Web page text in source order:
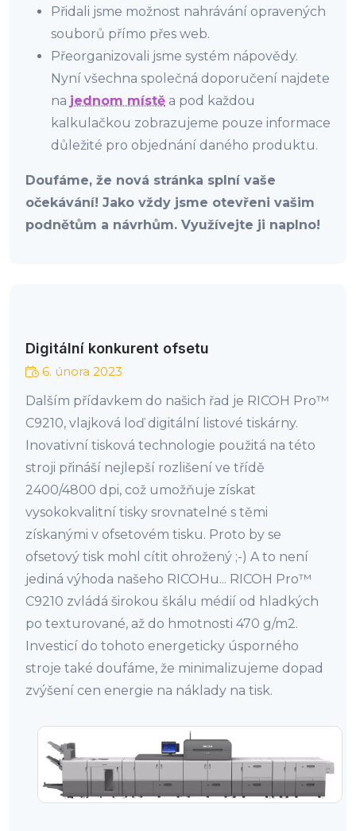
Přidali jsme možnost nahrávání opravených
souborů přímo přes web.
Přeorganizovali jsme systém nápovědy.
Nyní všechna společná doporučení najdete
na jednom místě a pod každou
kalkulačkou zobrazujeme pouze informace
důležité pro objednání daného produktu.
Doufáme, že nová stránka splní vaše
očekávání! Jako vždy jsme otevřeni vašim
podnětům a návrhům. Využívejte ji naplno!
Digitální konkurent ofsetu
6. února 2023
Dalším přídavkem do našich řad je RICOH Pro™
C9210, vlajková loď digitální listové tiskárny.
Inovativní tisková technologie použitá na této
stroji přináší nejlepší rozlišení ve třídě
2400/4800 dpi, což umožňuje získat
vysokokvalitní tisky srovnatelné s těmi
získanými v ofsetovém tisku. Proto by se
ofsetový tisk mohl cítit ohrožený ;-) A to není
jediná výhoda našeho RICOHu... RICOH Pro™
C9210 zvládá širokou škálu médií od hladkých
po texturované, až do hmotnosti 470 g/m2.
Investicí do tohoto energeticky úsporného
stroje také doufáme, že minimalizujeme dopad
zvýšení cen energie na náklady na tisk.